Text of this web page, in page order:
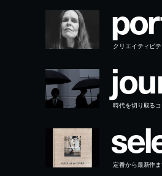
jou
時代を切り取るコ
sel
定番から最新作ま
citi
注目ショップ、飲食